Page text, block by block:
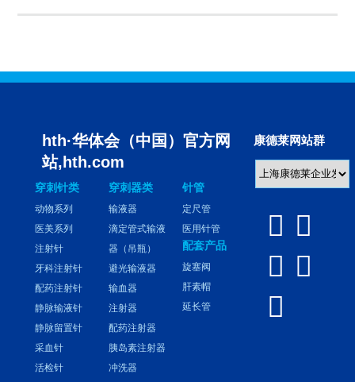
hth·华体会（中国）官方网
站,hth.com
穿刺针类
动物系列
医美系列
注射针
牙科注射针
配药注射针
静脉输液针
静脉留置针
采血针
活检针
穿刺器类
输液器
滴定管式输液
器（吊瓶）
避光输液器
输血器
注射器
配药注射器
胰岛素注射器
冲洗器
针管
定尺管
医用针管
配套产品
旋塞阀
肝素帽
延长管
康德莱网站群
 
 
